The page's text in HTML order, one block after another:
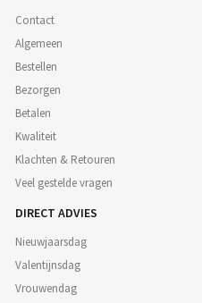
Contact
Algemeen
Bestellen
Bezorgen
Betalen
Kwaliteit
Klachten & Retouren
Veel gestelde vragen
DIRECT ADVIES
Nieuwjaarsdag
Valentijnsdag
Vrouwendag